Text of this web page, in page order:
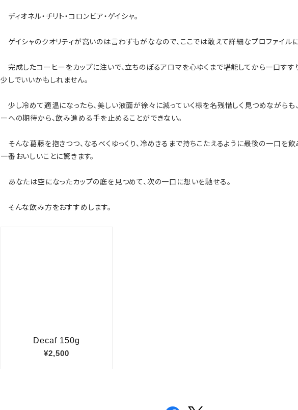
ディオネル・チリト・コロンビア・ゲイシャ。
ゲイシャのクオリティが高いのは言わずもがななので、ここでは敢えて詳細なプロファイル
完成したコーヒーをカップに注いで、立ちのぼるアロマを心ゆくまで堪能してから一口すす
少しでいいかもしれません。
少し冷めて適温になったら、美しい液面が徐々に減っていく様を名残惜しく見つめながらも
ーへの期待から、飲み進める手を止めることができない。
そんな葛藤を抱きつつ、なるべくゆっくり、冷めきるまで持ちこたえるように最後の一口を
一番おいしいことに驚きます。
あなたは空になったカップの底を見つめて、次の一口に想いを馳せる。
そんな飲み方をおすすめします。